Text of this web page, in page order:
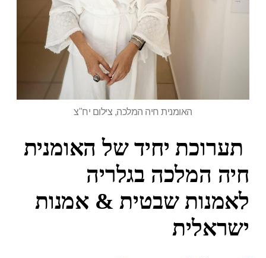
האומנית חיה המלכה, צילום יח"צ
תערוכת יחיד של האומנית
חיה המלכה בגלריה
לאמנות שבטית & אמנות
ישראלית